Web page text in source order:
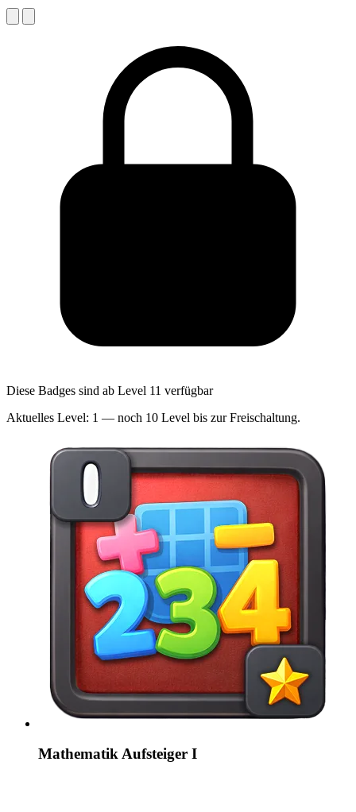
Diese Badges sind ab Level 11 verfügbar
Aktuelles Level: 1 — noch 10 Level bis zur Freischaltung.
Mathematik Aufsteiger I